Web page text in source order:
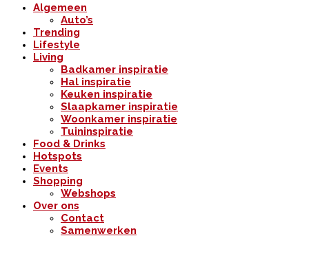
Algemeen
Auto’s
Trending
Lifestyle
Living
Badkamer inspiratie
Hal inspiratie
Keuken inspiratie
Slaapkamer inspiratie
Woonkamer inspiratie
Tuininspiratie
Food & Drinks
Hotspots
Events
Shopping
Webshops
Over ons
Contact
Samenwerken